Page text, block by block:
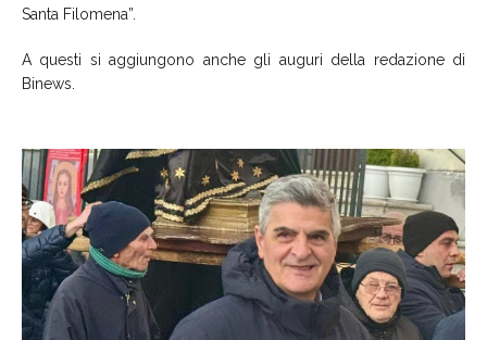
Santa Filomena”.
A questi si aggiungono anche gli auguri della redazione di
Binews.